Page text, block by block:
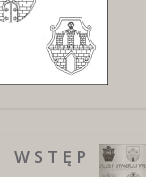
W S T Ę P